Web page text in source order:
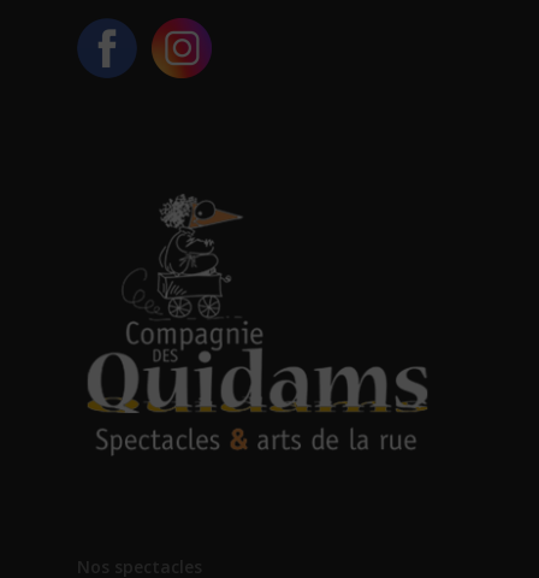
Nos spectacles